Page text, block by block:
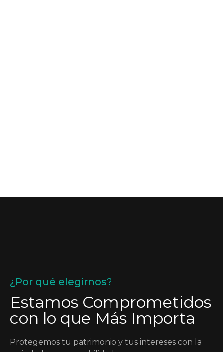
¿Por qué elegirnos?
Estamos Comprometidos
con lo que Más Importa
Protegemos tu patrimonio y tus intereses con la